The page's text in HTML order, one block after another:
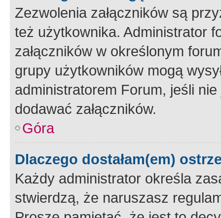
Zezwolenia załączników są
też użytkownika. Administrator
załączników w określonym
grupy użytkowników mogą
administratorem Forum, jeśli
dodawać załączników.
Góra
Dlaczego dostałam(em)
Każdy administrator określa
stwierdzą, że naruszasz